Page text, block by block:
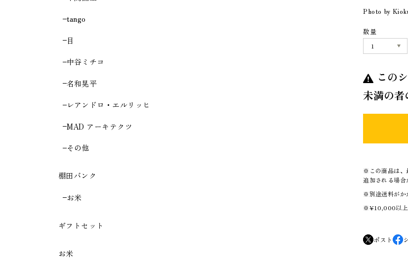
tango
目
中谷ミチコ
名和晃平
レアンドロ・エルリッヒ
MAD アーキテクツ
その他
棚田バンク
お米
ギフトセット
お米
Photo by
数量
この
未満の者
※この商品は、
追加される場合
※別途送料がか
※¥10,000以上
ポスト